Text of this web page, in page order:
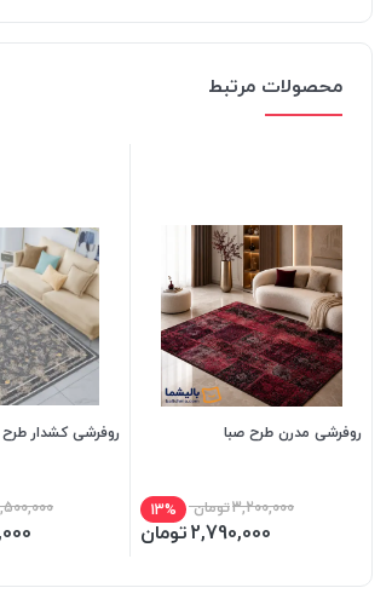
محصولات مرتبط
روفرشی مدرن طرح صبا
3,200,000تومان 13%
2,790,000تومان
روفرشی کشدار طرح